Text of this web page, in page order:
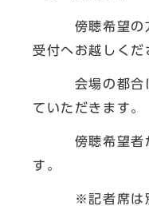
傍聴希望の方
受付へお越しくだ
会場の都合に
ていただきます。
傍聴希望者が
す。
※記者席は別